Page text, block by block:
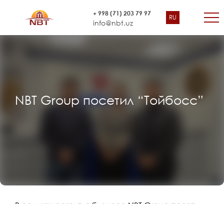
RU
+ 998 (71) 203 79 97
info@nbt.uz
NBT Group посетил “Тойбосс”